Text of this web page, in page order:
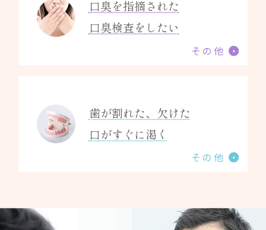
口臭を指摘された
口臭検査をしたい
その他
歯が割れた、欠けた
口がすぐに渇く
その他